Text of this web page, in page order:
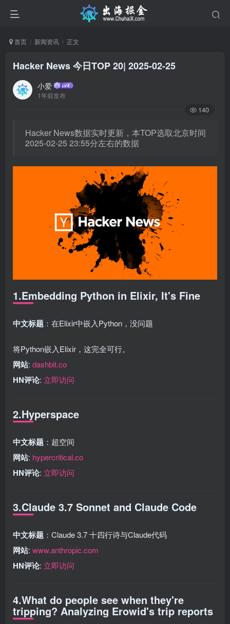
首页 新闻资讯 正文
Hacker News 今日TOP 20| 2025-02-25
小爱
1年前发布
140
Hacker News数据实时更新，本TOP选取北京时间
2025-02-25 23:55分左右的数据
1.Embedding Python in Elixir, It's Fine
中文标题 ：在Elixir中嵌入Python，没问题
将Python嵌入Elixir，这完全可行。
网站: dashbit.co
HN评论: 立即访问
2.Hyperspace
中文标题 ：超空间
网站: hypercritical.co
HN评论: 立即访问
3.Claude 3.7 Sonnet and Claude Code
中文标题 ：Claude 3.7 十四行诗与Claude代码
网站: www.anthropic.com
HN评论: 立即访问
4.What do people see when they're
tripping? Analyzing Erowid's trip reports